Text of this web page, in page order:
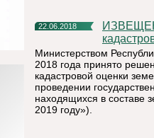
22.06.2018
ИЗВЕЩЕНИЕ о проведении в 2019 году государственной
Министерством
2018 года принято
кадастровой оценки
проведении
находящихся в составе
2019 году»).